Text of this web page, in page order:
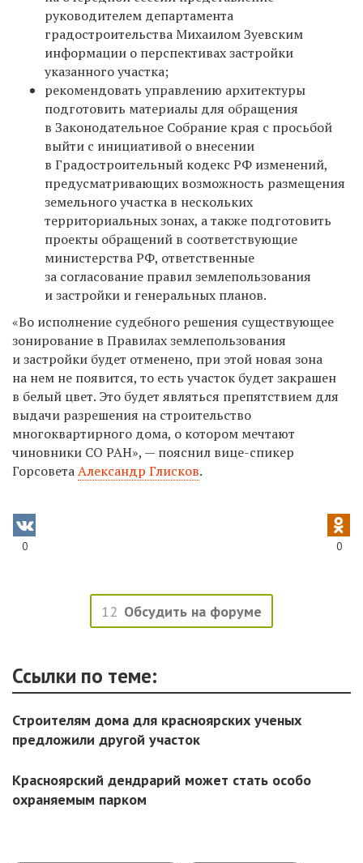
руководителем департамента
градостроительства Михаилом Зуевским
информации о перспективах застройки
указанного участка;
рекомендовать управлению архитектуры
подготовить материалы для обращения
в Законодательное Собрание края с просьбой
выйти с инициативой о внесении
в Градостроительный кодекс РФ изменений,
предусматривающих возможность размещения
земельного участка в нескольких
территориальных зонах, а также подготовить
проекты обращений в соответствующие
министерства РФ, ответственные
за согласование правил землепользования
и застройки и генеральных планов.
«Во исполнение судебного решения существующее
зонирование в Правилах землепользования
и застройки будет отменено, при этой новая зона
на нем не появится, то есть участок будет закрашен
в белый цвет. Это будет являться препятствием для
выдачи разрешения на строительство
многоквартирного дома, о котором мечтают
чиновники СО РАН», — пояснил вице-спикер
ГорсоветаАлександр Глисков.
0 0
12 Обсудить на форуме
Ссылки по теме:
Строителям дома для красноярских ученых
предложили другой участок
Красноярский дендрарий может стать особо
охраняемым парком